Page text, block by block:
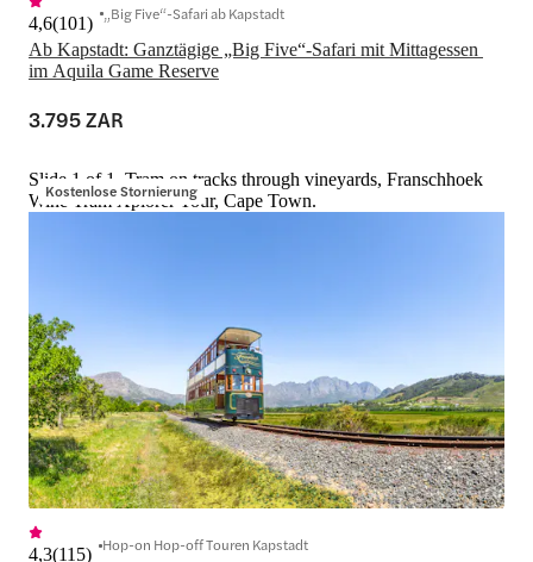
Ab Kapstadt: Ganztägige „Big Five“-Safari mit Mittagessen
im Aquila Game Reserve
4,6(101) „Big Five“-Safari ab Kapstadt
3.795 ZAR
Kostenlose Stornierung
Slide 1 of 1, Tram on tracks through vineyards, Franschhoek
Wine Tram Xplorer Tour, Cape Town.
4,3(115) Hop-on Hop-off Touren Kapstadt